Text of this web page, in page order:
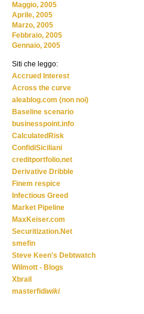
Maggio, 2005
Aprile, 2005
Marzo, 2005
Febbraio, 2005
Gennaio, 2005
Siti che leggo:
Accrued Interest
Across the curve
aleablog.com (non noi)
Baseline scenario
businesspoint.info
CalculatedRisk
ConfidiSiciliani
creditportfolio.net
Derivative Dribble
Finem respice
Infectious Greed
Market Pipeline
MaxKeiser.com
Securitization.Net
smefin
Steve Keen's Debtwatch
Wilmott - Blogs
Xbrail
masterfidiwiki